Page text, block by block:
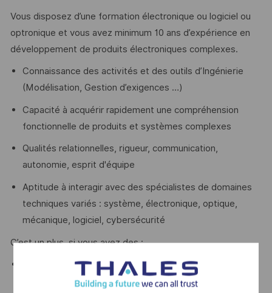
Vous disposez d’une formation électronique ou logiciel ou
optronique et vous avez minimum 10 ans d’expérience en
développement de produits électroniques complexes.
Connaissance des activités et des outils d’Ingénierie
(Modélisation, Gestion d’exigences …)
Capacité à acquérir rapidement une compréhension
fonctionnelle de produits et systèmes complexes
Qualités relationnelles, rigueur, communication,
autonomie, esprit d'équipe
Aptitude à interagir avec des spécialistes de domaines
techniques variés : système, électronique, optique,
mécanique, logiciel, cybersécurité
C’est un plus, si vous avez des :
Connaissances des moyens de test de produits
électroniques/Optroniques complexes